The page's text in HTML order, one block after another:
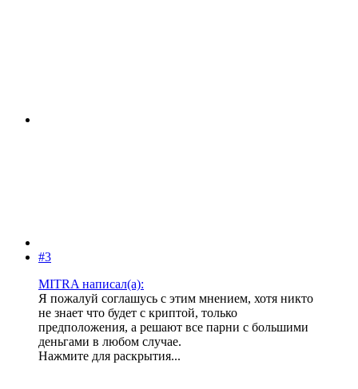
#3
MITRA написал(а):
Я пожалуй соглашусь с этим мнением, хотя никто
не знает что будет с криптой, только
предположения, а решают все парни с большими
деньгами в любом случае.
Нажмите для раскрытия...